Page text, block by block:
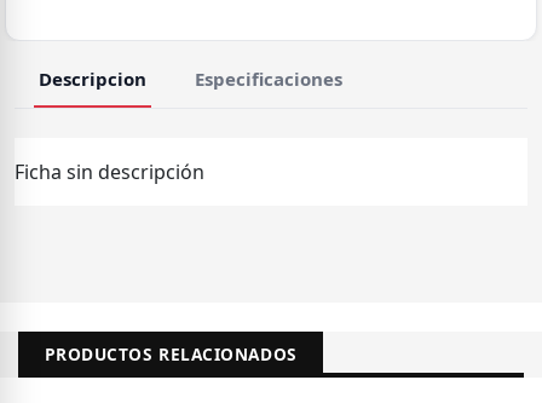
Descripcion Especificaciones
Ficha sin descripción
PRODUCTOS RELACIONADOS